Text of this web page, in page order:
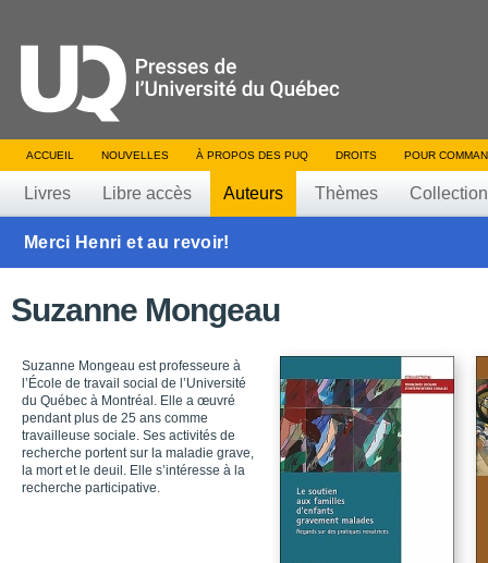
ACCUEIL NOUVELLES À PROPOS DES PUQ DROITS POUR
Livres Libre accès Auteurs Thèmes
Merci Henri et au revoir!
Suzanne Mongeau
Suzanne Mongeau est professeure à
l’École de travail social de l’Université
du Québec à Montréal. Elle a œuvré
pendant plus de 25 ans comme
travailleuse sociale. Ses activités de
recherche portent sur la maladie grave,
la mort et le deuil. Elle s’intéresse à la
recherche participative.